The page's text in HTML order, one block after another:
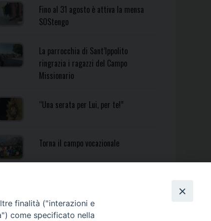
Fino al 31 agosto è attiva la mensa
SOStengo
La parrocchia di Sant’Ippolito
ringrazia i ragazzi del Campo
Missionario
“Una serata per Lui, per te!”
Torna il campo vocazionale
finalità ("interazioni e
come specificato nella